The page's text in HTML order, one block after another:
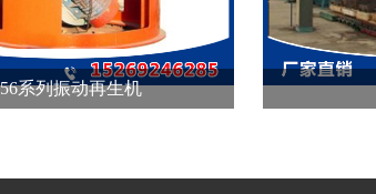
系列振动再生机